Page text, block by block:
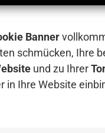
Banner
schmücken, Ihre
und zu Ihrer
in Ihre Website